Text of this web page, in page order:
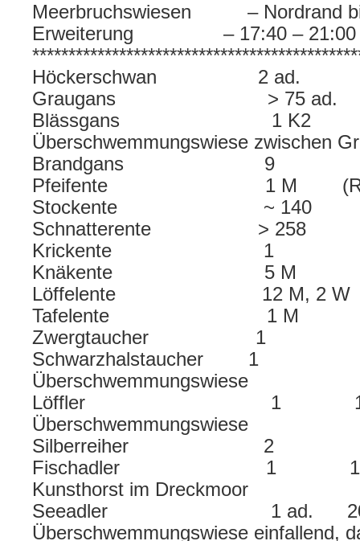
Meerbruchswiesen – Nordrand
Erweiterung – 17:40 – 21:00
Höckerschwan 2 ad.
Graugans > 75 ad.
Blässgans 1 K2
Überschwemmungswiese zwischen
Brandgans 9
Pfeifente 1 M
Stockente ~ 140
Schnatterente > 258
Krickente 1
Knäkente 5 M
Löffelente 12 M, 2 W
Tafelente 1 M
Zwergtaucher 1
Schwarzhalstaucher 1
Überschwemmungswiese
Löffler 1 19:00
Überschwemmungswiese
Silberreiher 2
Fischadler 1 18:20
Kunsthorst im Dreckmoor
Seeadler 1 ad. 20:30
Überschwemmungswiese einfallend,